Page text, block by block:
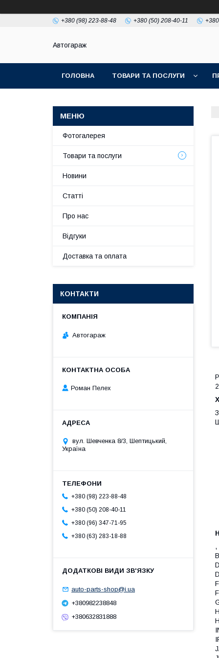
+380 (98) 223-88-48 +380 (50) 208-40-11
Автогараж
ГОЛОВНА ТОВАРИ ТА ПОСЛУГИ
,
Фотогалерея
Товари та послуги
Новини
Статті
Про нас
Відгуки
Доставка та оплата
КОНТАКТИ
Автогараж
Роман Пелех
вул. Шевченка 8/3, Шептицький,
Україна
+380 (98) 223-88-48
+380 (50) 208-40-11
+380 (96) 347-71-95
+380 (63) 283-18-88
auto-parts-shop@i.ua
+380982238848
+380632831888